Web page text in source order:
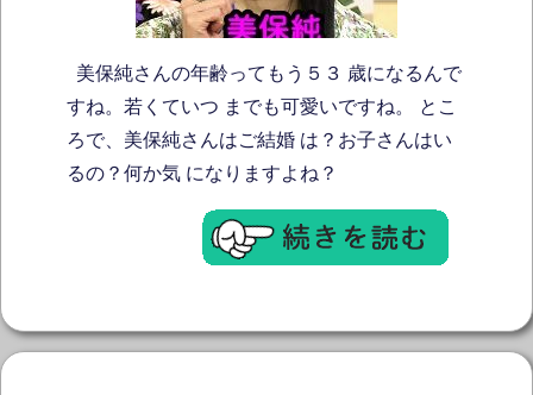
美保純さんの年齢ってもう５３ 歳になるんで
すね。若くていつ までも可愛いですね。 とこ
ろで、美保純さんはご結婚 は？お子さんはい
るの？何か気 になりますよね？